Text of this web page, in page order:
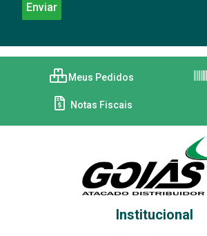
Meus Pedidos
Notas Fiscais
Institucional